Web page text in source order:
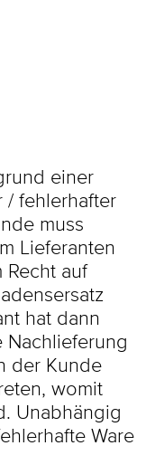
einer
/ fehlerhafter
muss
Lieferanten
auf
hat dann
der Kunde
womit
Unabhängig
Ware